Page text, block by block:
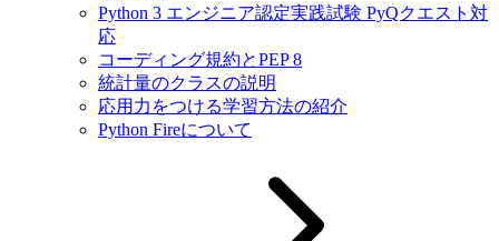
Python 3 エンジニア認定実践試験 PyQクエスト対
応
コーディング規約とPEP 8
統計量のクラスの説明
応用力をつける学習方法の紹介
Python Fireについて